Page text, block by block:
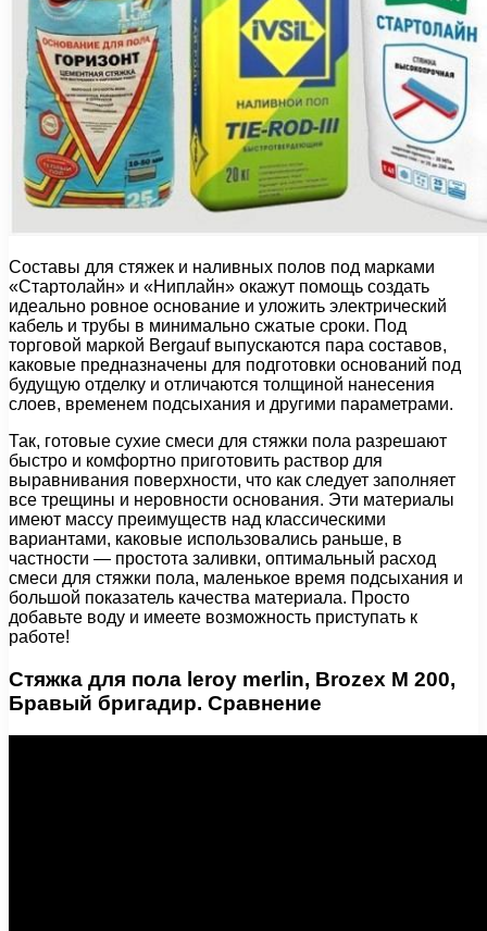
Составы для стяжек и наливных полов под марками
«Стартолайн» и «Ниплайн» окажут помощь создать
идеально ровное основание и уложить электрический
кабель и трубы в минимально сжатые сроки. Под
торговой маркой Bergauf выпускаются пара составов,
каковые предназначены для подготовки оснований под
будущую отделку и отличаются толщиной нанесения
слоев, временем подсыхания и другими параметрами.
Так, готовые сухие смеси для стяжки пола разрешают
быстро и комфортно приготовить раствор для
выравнивания поверхности, что как следует заполняет
все трещины и неровности основания. Эти материалы
имеют массу преимуществ над классическими
вариантами, каковые использовались раньше, в
частности — простота заливки, оптимальный расход
смеси для стяжки пола, маленькое время подсыхания и
большой показатель качества материала. Просто
добавьте воду и имеете возможность приступать к
работе!
Стяжка для пола leroy merlin, Brozex M 200,
Бравый бригадир. Сравнение